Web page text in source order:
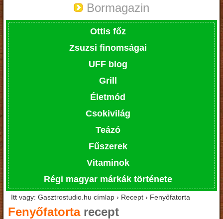
Bormagazin
Ottis főz
Zsuzsi finomságai
UFF blog
Grill
Életmód
Csokivilág
Teázó
Fűszerek
Vitaminok
Régi magyar márkák története
Itt vagy: Gasztrostudio.hu címlap › Recept › Fenyőfatorta
Fenyőfatortarecept